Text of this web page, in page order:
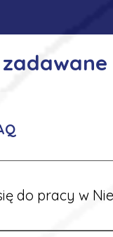
do pracy w